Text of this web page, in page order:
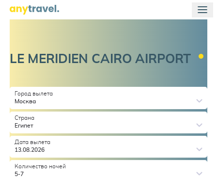
LE MERIDIEN CAIRO AIRPORT
Город вылета
Москва
Страна
Египет
Дата вылета
13.08.2026
Количество ночей
5-7